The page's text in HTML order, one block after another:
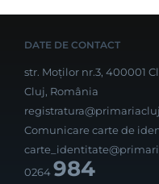
DATE DE CONTACT
str. Moților nr.3, 400001
Cluj, România
Comunicare carte de
0264984